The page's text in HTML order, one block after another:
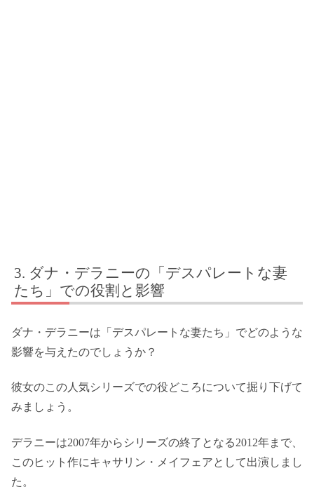
ダナ・デラニーの「デスパレートな妻
たち」での役割と影響
ダナ・デラニーは「デスパレートな妻たち」でどのような
影響を与えたのでしょうか？
彼女のこの人気シリーズでの役どころについて掘り下げて
みましょう。
デラニーは2007年からシリーズの終了となる2012年まで、
このヒット作にキャサリン・メイフェアとして出演しまし
た。